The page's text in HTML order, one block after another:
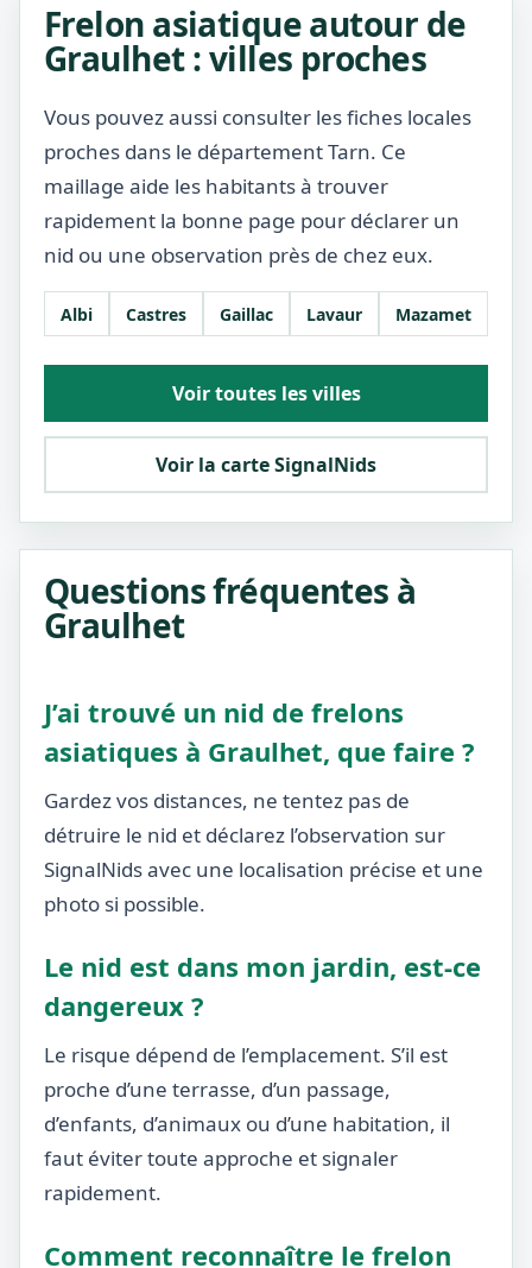
Frelon asiatique autour de
Graulhet : villes proches
Vous pouvez aussi consulter les fiches locales
proches dans le département Tarn. Ce
maillage aide les habitants à trouver
rapidement la bonne page pour déclarer un
nid ou une observation près de chez eux.
Albi Castres Gaillac Lavaur Mazamet
Voir toutes les villes
Voir la carte SignalNids
Questions fréquentes à
Graulhet
J’ai trouvé un nid de frelons
asiatiques à Graulhet, que faire ?
Gardez vos distances, ne tentez pas de
détruire le nid et déclarez l’observation sur
SignalNids avec une localisation précise et une
photo si possible.
Le nid est dans mon jardin, est-ce
dangereux ?
Le risque dépend de l’emplacement. S’il est
proche d’une terrasse, d’un passage,
d’enfants, d’animaux ou d’une habitation, il
faut éviter toute approche et signaler
rapidement.
Comment reconnaître le frelon